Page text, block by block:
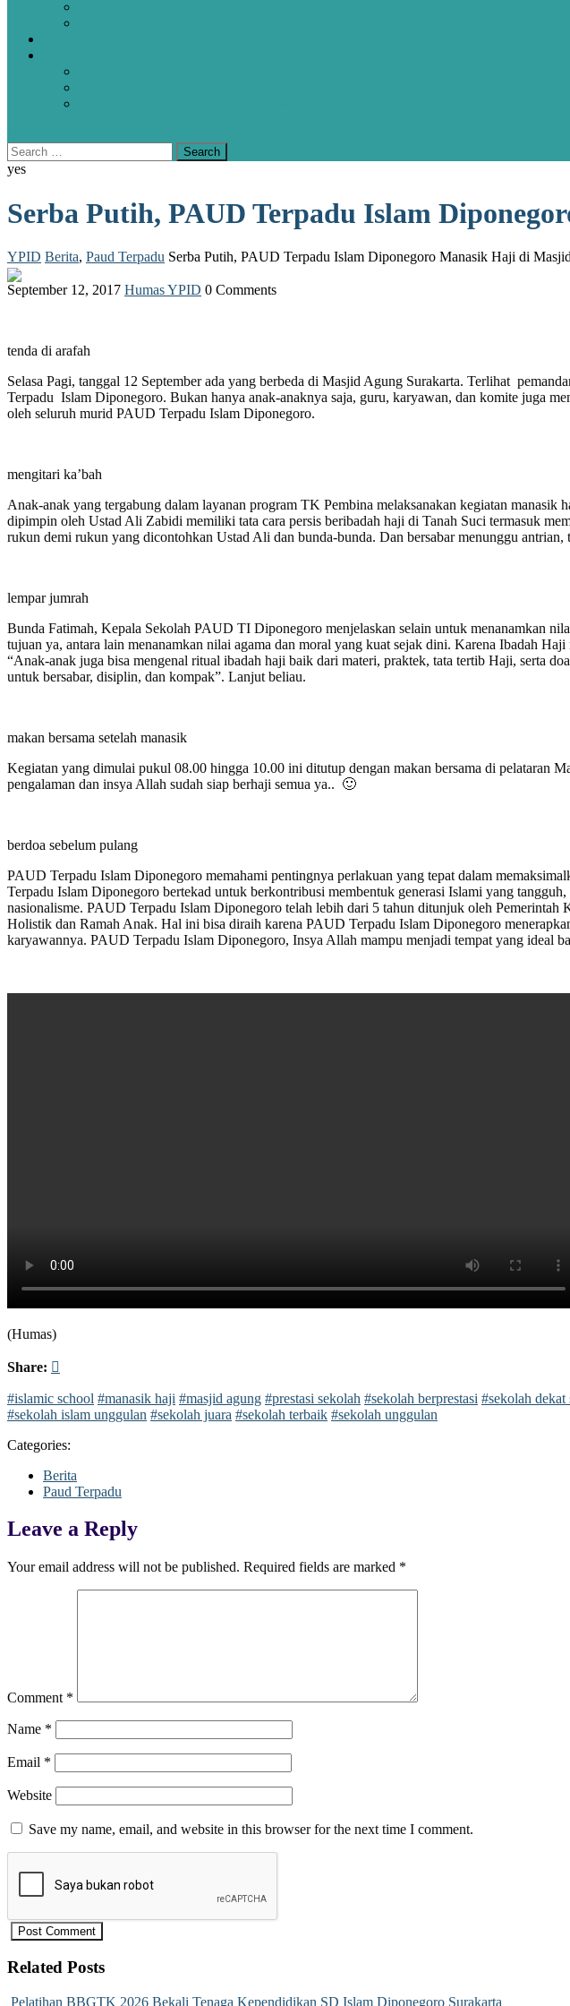
yes
Serba Putih, PAUD Terpadu Islam
YPID Berita, Paud Terpadu Serba Putih, PAUD Terpadu Islam Diponegoro Manasik Haji di
September 12, 2017 Humas YPID 0 Comments
tenda di arafah
Selasa Pagi, tanggal 12 September ada yang berbeda di Masjid Agung Surakarta. Terlihat
Terpadu Islam Diponegoro. Bukan hanya anak-anaknya saja, guru, karyawan, dan komite juga
oleh seluruh murid PAUD Terpadu Islam Diponegoro.
mengitari ka’bah
Anak-anak yang tergabung dalam layanan program TK Pembina melaksanakan kegiatan
dipimpin oleh Ustad Ali Zabidi memiliki tata cara persis beribadah haji di Tanah Suci termasuk
rukun demi rukun yang dicontohkan Ustad Ali dan bunda-bunda. Dan bersabar menunggu antrian,
lempar jumrah
Bunda Fatimah, Kepala Sekolah PAUD TI Diponegoro menjelaskan selain untuk menanamkan
tujuan ya, antara lain menanamkan nilai agama dan moral yang kuat sejak dini. Karena Ibadah
“Anak-anak juga bisa mengenal ritual ibadah haji baik dari materi, praktek, tata tertib Haji, serta
untuk bersabar, disiplin, dan kompak”. Lanjut beliau.
makan bersama setelah manasik
Kegiatan yang dimulai pukul 08.00 hingga 10.00 ini ditutup dengan makan bersama di pelataran
pengalaman dan insya Allah sudah siap berhaji semua ya.. 🙂
berdoa sebelum pulang
PAUD Terpadu Islam Diponegoro memahami pentingnya perlakuan yang tepat dalam
Terpadu Islam Diponegoro bertekad untuk berkontribusi membentuk generasi Islami yang
nasionalisme. PAUD Terpadu Islam Diponegoro telah lebih dari 5 tahun ditunjuk oleh
Holistik dan Ramah Anak. Hal ini bisa diraih karena PAUD Terpadu Islam Diponegoro
karyawannya. PAUD Terpadu Islam Diponegoro, Insya Allah mampu menjadi tempat yang ideal
(Humas)
Share:
#islamic school #manasik haji #masjid agung #prestasi sekolah #sekolah berprestasi #sekolah dekat
#sekolah islam unggulan #sekolah juara #sekolah terbaik #sekolah unggulan
Categories:
Berita
Paud Terpadu
Leave a Reply
Your email address will not be published. Required fields are marked *
Comment *
Name *
Email *
Website
Save my name, email, and website in this browser for the next time I comment.
Related Posts
Pelatihan BBGTK 2026 Bekali Tenaga Kependidikan SD Islam Diponegoro Surakarta